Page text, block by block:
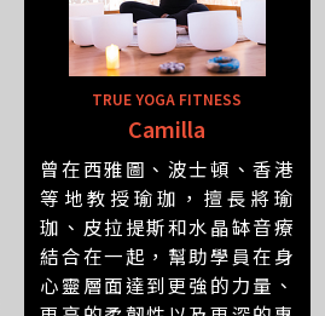
TRUE YOGA FITNESS
Camilla
曾在西雅圖、波士頓、香港
等地教授瑜珈，擅長將瑜
珈、皮拉提斯和水晶缽音療
結合在一起，幫助學員在身
心靈層面達到更強的力量、